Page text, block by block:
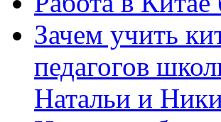
Зачем учить
педагогов
Натальи и